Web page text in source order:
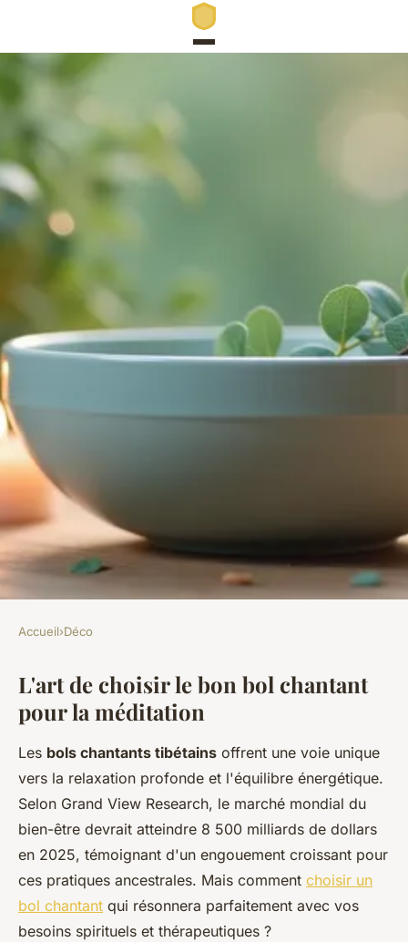
Comment choisir le bol
chantant parfait pour votre
bien-être ?
Elise 19 janvier 2026 7 min de lecture
Accueil›Déco
L'art de choisir le bon bol chantant
pour la méditation
Les bols chantants tibétains offrent une voie unique
vers la relaxation profonde et l'équilibre énergétique.
Selon Grand View Research, le marché mondial du
bien-être devrait atteindre 8 500 milliards de dollars
en 2025, témoignant d'un engouement croissant pour
ces pratiques ancestrales. Mais comment choisir un
bol chantant qui résonnera parfaitement avec vos
besoins spirituels et thérapeutiques ?